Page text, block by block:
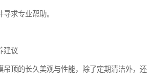
求专业帮助。
建议
吊顶的长久美观与性能，除了定期清洁外，还